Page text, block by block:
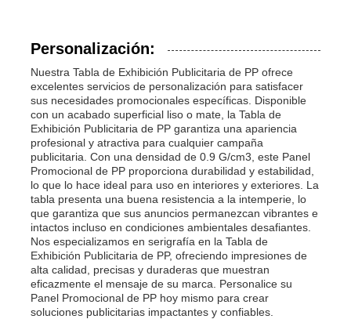
Personalización:
Nuestra Tabla de Exhibición Publicitaria de PP ofrece
excelentes servicios de personalización para satisfacer
sus necesidades promocionales específicas. Disponible
con un acabado superficial liso o mate, la Tabla de
Exhibición Publicitaria de PP garantiza una apariencia
profesional y atractiva para cualquier campaña
publicitaria. Con una densidad de 0.9 G/cm3, este Panel
Promocional de PP proporciona durabilidad y estabilidad,
lo que lo hace ideal para uso en interiores y exteriores. La
tabla presenta una buena resistencia a la intemperie, lo
que garantiza que sus anuncios permanezcan vibrantes e
intactos incluso en condiciones ambientales desafiantes.
Nos especializamos en serigrafía en la Tabla de
Exhibición Publicitaria de PP, ofreciendo impresiones de
alta calidad, precisas y duraderas que muestran
eficazmente el mensaje de su marca. Personalice su
Panel Promocional de PP hoy mismo para crear
soluciones publicitarias impactantes y confiables.